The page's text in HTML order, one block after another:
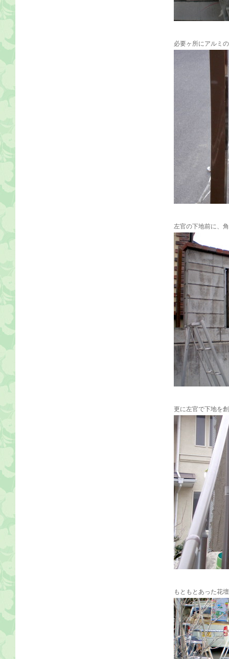
必要ヶ所にアルミ
左官の下地前に、
更に左官で下地を
もともとあった花